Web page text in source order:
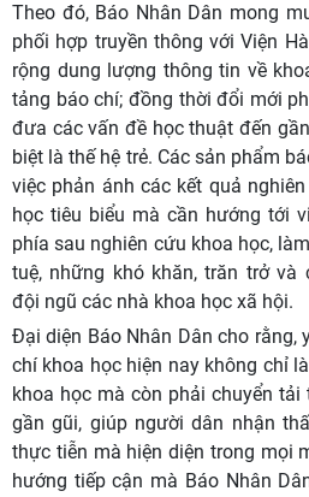
Theo đó, Báo Nhân Dân mong
phối hợp truyền thông với Viện
rộng dung lượng thông tin về
tảng báo chí; đồng thời đổi mới
đưa các vấn đề học thuật đến
biệt là thế hệ trẻ. Các sản phẩm
việc phản ánh các kết quả
học tiêu biểu mà cần hướng tới
phía sau nghiên cứu khoa học,
tuệ, những khó khăn, trăn trở và
đội ngũ các nhà khoa học xã hội.
Đại diện Báo Nhân Dân cho rằng,
chí khoa học hiện nay không chỉ
khoa học mà còn phải chuyển
gần gũi, giúp người dân nhận
thực tiễn mà hiện diện trong mọi
hướng tiếp cận mà Báo Nhân